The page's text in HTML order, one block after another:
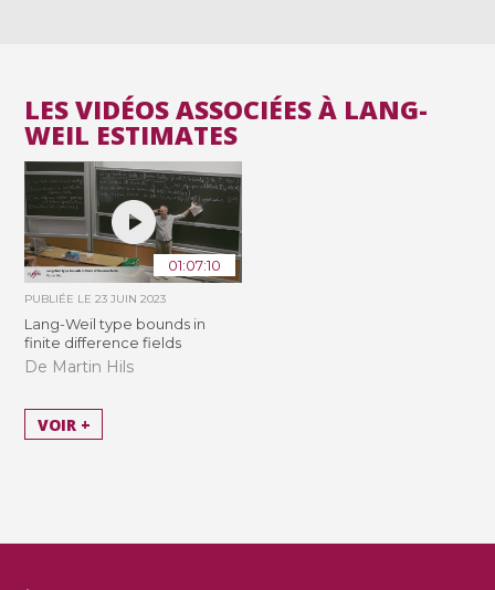
LES VIDÉOS ASSOCIÉES À LANG-
WEIL ESTIMATES
01:07:10
PUBLIÉE LE23 JUIN 2023
Lang-Weil type bounds in
finite difference fields
De Martin Hils
VOIR +